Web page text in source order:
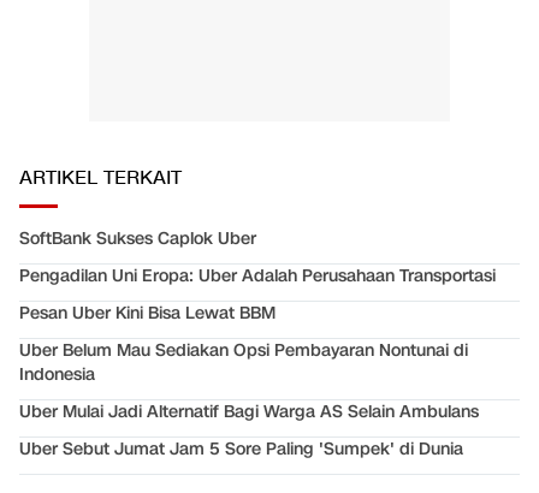
ARTIKEL TERKAIT
SoftBank Sukses Caplok Uber
Pengadilan Uni Eropa: Uber Adalah Perusahaan Transportasi
Pesan Uber Kini Bisa Lewat BBM
Uber Belum Mau Sediakan Opsi Pembayaran Nontunai di
Indonesia
Uber Mulai Jadi Alternatif Bagi Warga AS Selain Ambulans
Uber Sebut Jumat Jam 5 Sore Paling 'Sumpek' di Dunia